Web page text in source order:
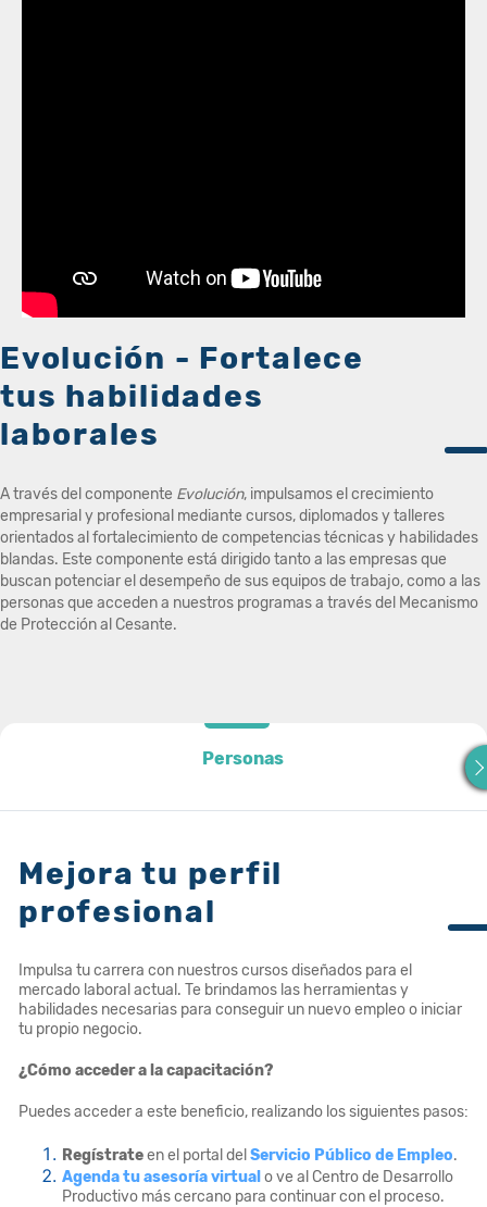
Evolución - Fortalece
tus habilidades
laborales
A través del componente Evolución, impulsamos el crecimiento
empresarial y profesional mediante cursos, diplomados y talleres
orientados al fortalecimiento de competencias técnicas y habilidades
blandas. Este componente está dirigido tanto a las empresas que
buscan potenciar el desempeño de sus equipos de trabajo, como a las
personas que acceden a nuestros programas a través del Mecanismo
de Protección al Cesante.
Personas
Personas
Mejora tu perfil
profesional
Impulsa tu carrera con nuestros cursos diseñados para el
mercado laboral actual. Te brindamos las herramientas y
habilidades necesarias para conseguir un nuevo empleo o iniciar
tu propio negocio.
¿Cómo acceder a la capacitación?
Puedes acceder a este beneficio, realizando los siguientes pasos:
Regístrateen el portal del Servicio Público de Empleo.
Agenda tu asesoría virtual o ve al Centro de Desarrollo
Productivo más cercano para continuar con el proceso.